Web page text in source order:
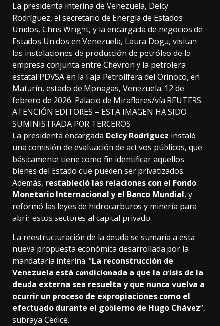
La presidenta interina de Venezuela, Delcy
Rodríguez, el secretario de Energía de Estados
Unidos, Chris Wright, y la encargada de negocios de
Estados Unidos en Venezuela, Laura Dogu, visitan
las instalaciones de producción de petróleo de la
empresa conjunta entre Chevron y la petrolera
estatal PDVSA en la Faja Petrolífera del Orinoco, en
Maturín, estado de Monagas, Venezuela. 12 de
febrero de 2026. Palacio de Miraflores/vía REUTERS.
ATENCIÓN EDITORES – ESTA IMAGEN HA SIDO
SUMINISTRADA POR TERCEROS
La presidenta encargada Delcy Rodríguez instaló
una comisión de evaluación de activos públicos, que
básicamente tiene como fin identificar aquellos
bienes del Estado que pueden ser privatizados.
Además, restableció las relaciones con el Fondo
Monetario Internacional y el Banco Mundial, y
reformó las leyes de hidrocarburos y minería para
abrir estos sectores al capital privado.
La reestructuración de la deuda se sumaría a esta
nueva propuesta económica desarrollada por la
mandataria interina. “La reconstrucción de
Venezuela está condicionada a que la crisis de la
deuda externa sea resuelta y que nunca vuelva a
ocurrir un proceso de expropiaciones como el
efectuado durante el gobierno de Hugo Chávez”,
subraya Cedice.